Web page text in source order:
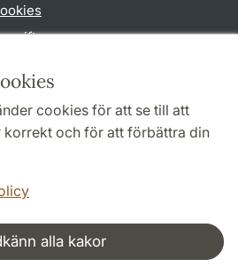
cookies för att se till att
och för att förbättra din
alla kakor
och nätverk